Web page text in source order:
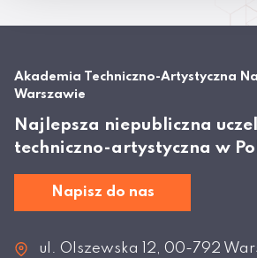
Akademia Techniczno-Artystyczna
Warszawie
Najlepsza niepubliczna
techniczno-artystyczna w
Napisz do nas
ul. Olszewska 12, 00-792